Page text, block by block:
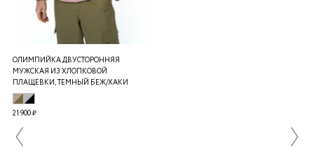
ОЛИМПИЙКА ДВУСТОРОННЯЯ
МУЖСКАЯ ИЗ ХЛОПКОВОЙ
ПЛАЩЕВКИ, ТЕМНЫЙ БЕЖ/ХАКИ
21 900 ₽